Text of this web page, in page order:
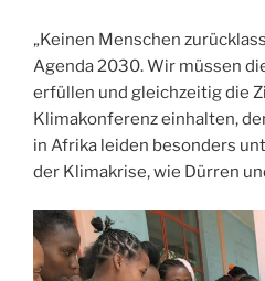
„Keinen Menschen
Agenda 2030. Wir müssen
erfüllen und gleichzeitig die
Klimakonferenz einhalten,
in Afrika leiden besonders
der Klimakrise, wie Dürren